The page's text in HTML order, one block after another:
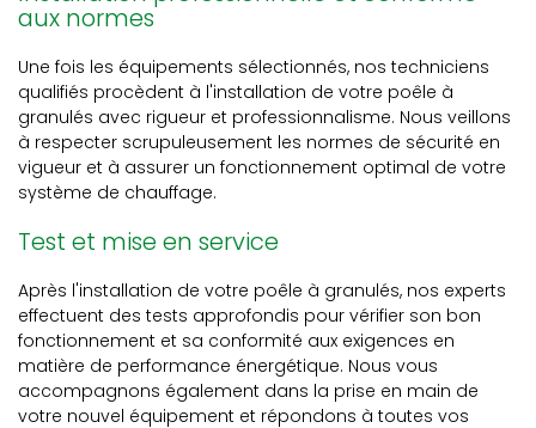
aux normes
Une fois les équipements sélectionnés, nos techniciens
qualifiés procèdent à l'installation de votre poêle à
granulés avec rigueur et professionnalisme. Nous veillons
à respecter scrupuleusement les normes de sécurité en
vigueur et à assurer un fonctionnement optimal de votre
système de chauffage.
Test et mise en service
Après l'installation de votre poêle à granulés, nos experts
effectuent des tests approfondis pour vérifier son bon
fonctionnement et sa conformité aux exigences en
matière de performance énergétique. Nous vous
accompagnons également dans la prise en main de
votre nouvel équipement et répondons à toutes vos